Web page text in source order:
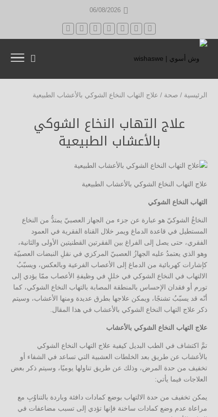
06/08/2026
الرئيسية / صحة / علاج التهاب النخاع الشوكي بالأعشاب الطبيعية
علاج التهاب النخاع الشوكي
بالأعشاب الطبيعية
علاج التهاب النخاع الشوكي بالأعشاب الطبيعية
التهاب النخاع الشوكي
النخاعُ الشوكيّ هو عبارة عن جزء من الجهاز العصبيّ يمتدُّ من النخاع
المستطيل في قاعدة الدماغ ويمر خلال القناة الفقرية في العمود
الفقري، حتى يصل إلى الفراغ بين الفقرتين القطنيتين الأولى والثانية،
وهو الذي يعتمدُ عليه الجهازُ العصبيّ المركزي في نقلِ النبضات العصبيّة
كإشارات كهربائية من الدماغ إلى الأعصاب الفرعية وبالعكس، ويسبّبُ
الالتهاب في النخاع الشوكي في خللٍ في وظيفةِ الأعصاب ممّا يؤدي إلى
تورم أو فقدان الإحساس بالمنطقة المصابة بالتهاب النخاع الشوكي، كما
أنّه قد يسبّبُ تشنجًا، ويمكن علاجها بطرق عديدة ومنها الأعشاب، وسيتم
ذكر علاج التهاب النخاع الشوكي بالأعشاب في هذا المقال.
علاج التهاب النخاع الشوكي بالأعشاب
تمَّ اكتشاف في الطب البديل كيفية علاج التهاب النخاع الشوكي
بالأعشاب عن طريق بعد الخلطات العشبية التي تساعد في الشفاء أو
تخفيف من حدة المرض، وذلك عن طريق تناولها يوميًا، وسيتم ذكر بعض
العلاجات فيما يأتي:
يمكن تخفيف من حدة الالتهاب بوضع كمادات دافئة وباردة بالتناوُبِ مع
مراعاة عدم وضع كمادات ساخنة فإنها تؤدي إلى تسبب مضاعفات في